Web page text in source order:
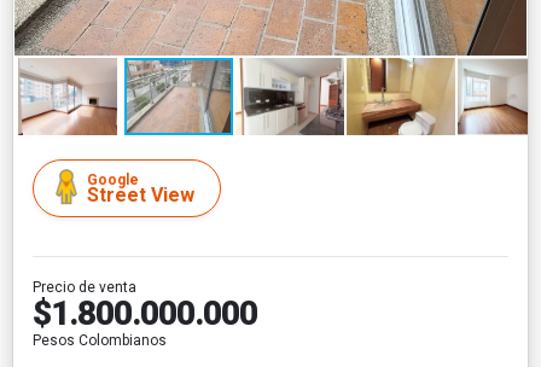
Google
Street View
Precio de venta
$1.800.000.000
Pesos Colombianos